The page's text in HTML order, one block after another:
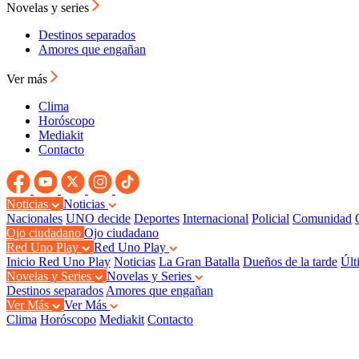
Novelas y series
Destinos separados
Amores que engañan
Ver más
Clima
Horóscopo
Mediakit
Contacto
Noticias
Noticias
Nacionales UNO decide Deportes Internacional Policial Comunidad
Ojo ciudadano Ojo ciudadano
Red Uno Play
Red Uno Play
Inicio Red Uno Play Noticias La Gran Batalla Dueños de la tarde
Novelas y Series
Novelas y Series
Destinos separados Amores que engañan
Ver Más
Ver Más
Clima Horóscopo Mediakit Contacto